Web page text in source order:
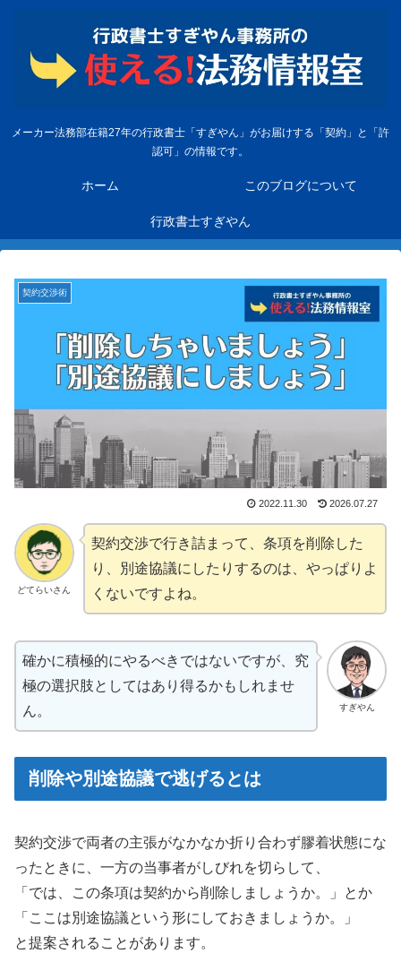
メーカー法務部在籍27年の行政書士「すぎやん」がお届けする「契約」と「許
認可」の情報です。
ホーム このブログについて
行政書士すぎやん
契約交渉術
2022.11.30 2026.07.27
どてらいさん
契約交渉で行き詰まって、条項を削除した
り、別途協議にしたりするのは、やっぱりよ
くないですよね。
すぎやん
確かに積極的にやるべきではないですが、究
極の選択肢としてはあり得るかもしれませ
ん。
削除や別途協議で逃げるとは
契約交渉で両者の主張がなかなか折り合わず膠着状態にな
ったときに、一方の当事者がしびれを切らして、
「では、この条項は契約から削除しましょうか。」とか
「ここは別途協議という形にしておきましょうか。」
と提案されることがあります。